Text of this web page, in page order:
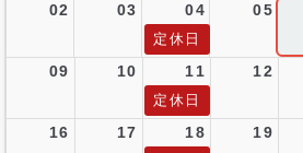
02 03 04 05
定休日
09 10 11 12
定休日
16 17 18 19